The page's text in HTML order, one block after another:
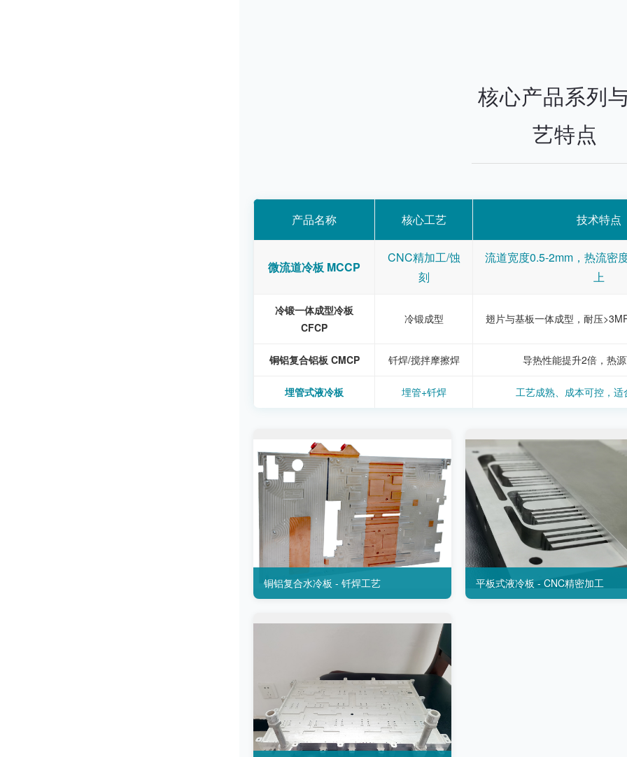
核心产品系列
艺特点
产品名称 核心工艺 技术特点
微流道冷板 MCCP
CNC精加工/蚀
刻
流道宽度0.5-2mm，热流密
上
冷锻一体成型冷板
CFCP
冷锻成型 翅片与基板一体成型，耐压
铜铝复合铝板 CMCP 钎焊/搅拌摩擦焊 导热性能提升2倍，热
埋管式液冷板 埋管+钎焊 工艺成熟、成本可控，
铜铝复合水冷板 - 钎焊工艺 平板式液冷板 - CNC精密加工